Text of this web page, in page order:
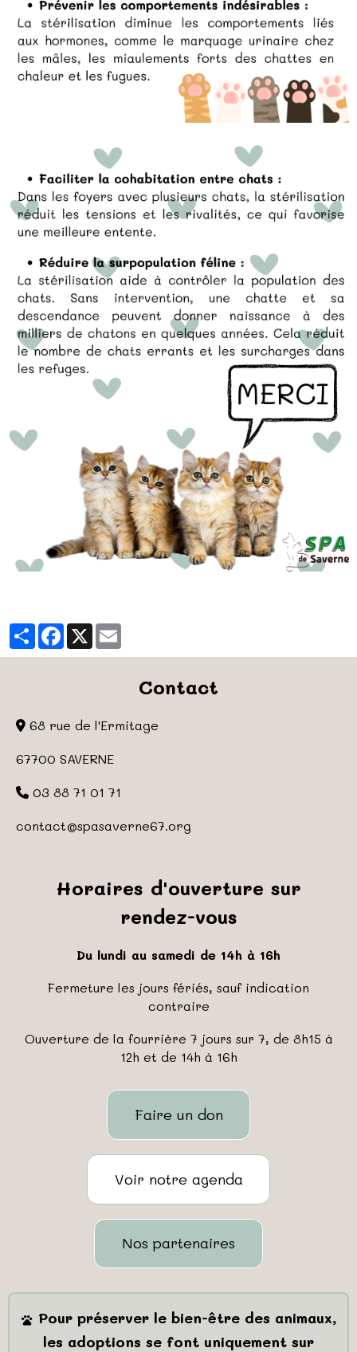
PartagerFacebook
X
Contact
68 rue de l'Ermitage
67700 SAVERNE
03 88 71 01 71
contact@spasaverne67.org
Horaires d'ouverture sur
rendez-vous
Du lundi au samedi de 14h à 16h
Fermeture les jours fériés, sauf indication
contraire
Ouverture de la fourrière 7 jours sur 7, de 8h15 à
12h et de 14h à 16h
Faire un don
Voir notre agenda
Nos partenaires
Pour préserver le bien-être des animaux,
les adoptions se font uniquement sur